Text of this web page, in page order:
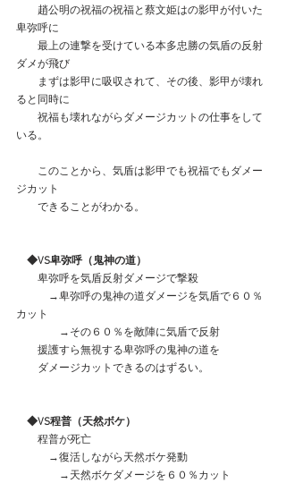
趙公明の祝福の祝福と蔡文姫はの影甲が付いた
卑弥呼に
最上の連撃を受けている本多忠勝の気盾の反射
ダメが飛び
まずは影甲に吸収されて、その後、影甲が壊れ
ると同時に
祝福も壊れながらダメージカットの仕事をして
いる。
このことから、気盾は影甲でも祝福でもダメー
ジカット
できることがわかる。
◆VS卑弥呼（鬼神の道）
卑弥呼を気盾反射ダメージで撃殺
→卑弥呼の鬼神の道ダメージを気盾で６０％
カット
→その６０％を敵陣に気盾で反射
援護すら無視する卑弥呼の鬼神の道を
ダメージカットできるのはずるい。
◆VS程普（天然ボケ）
程普が死亡
→復活しながら天然ボケ発動
→天然ボケダメージを６０％カット